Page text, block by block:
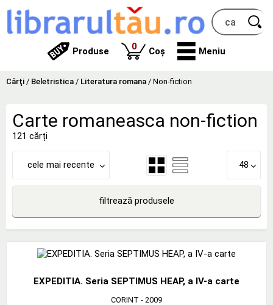
Produse 0produse
Coș Meniu
Cărţi / Beletristica / Literatura romana / Non-fiction
Carte romaneasca non-fiction
121 cărți
cele mai recente 48
filtrează produsele
EXPEDITIA. Seria SEPTIMUS HEAP, a IV-a carte
CORINT - 2009